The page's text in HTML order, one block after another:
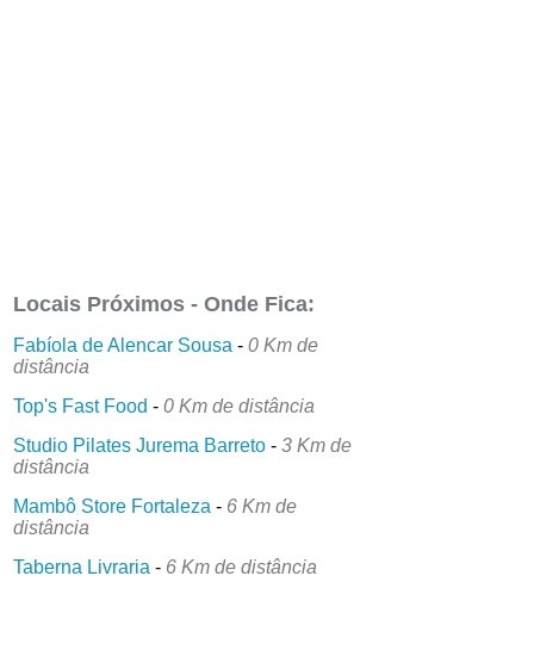
Locais Próximos - Onde Fica:
Fabíola de Alencar Sousa -0 Km de
distância
Top's Fast Food -0 Km de distância
Studio Pilates Jurema Barreto -3 Km de
distância
Mambô Store Fortaleza - 6 Km de
distância
Taberna Livraria - 6 Km de distância